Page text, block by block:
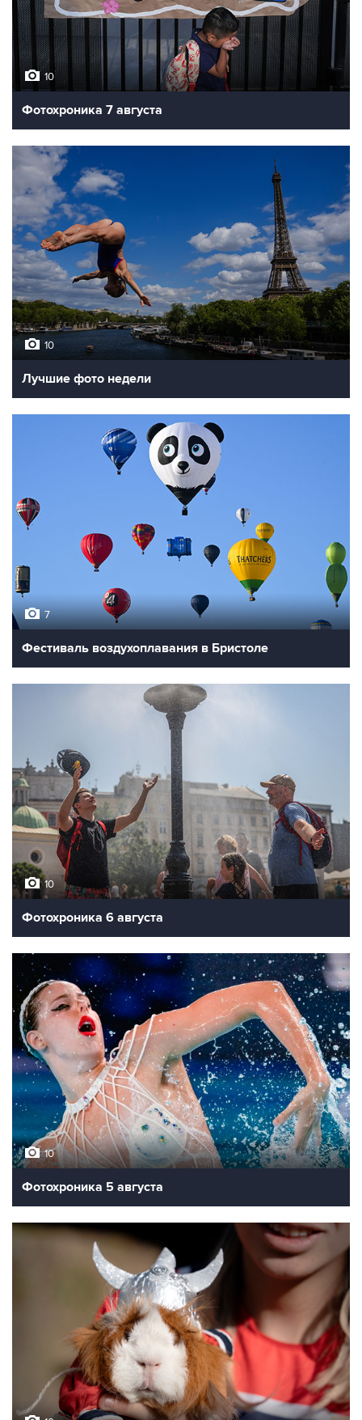
10
Фотохроника 7 августа
10
Лучшие фото недели
7
Фестиваль воздухоплавания в Бристоле
10
Фотохроника 6 августа
10
Фотохроника 5 августа